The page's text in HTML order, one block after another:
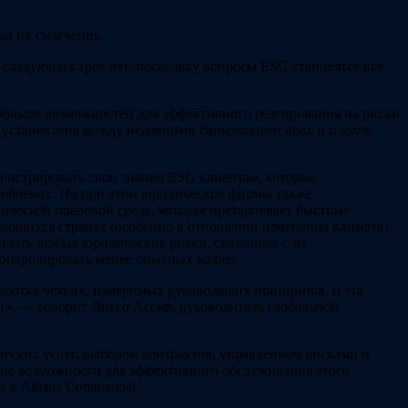
их смягчения.
трех лет, поскольку вопросы ESG становятся все
возможностей для эффективного реагирования на риски
между недавними банковскими крах и плохое
свои знания ESG клиентам, которые
Но при этом юридические фирмы также
правовой среде, которая претерпевает быстрые
странах (особенно в отношении изменения климата),
любые юридические риски, связанные с их
менее опытных коллег.
четких, измеримых руководящих принципов, и эта
— говорит Диего Ассеф, руководитель глобальной
услуг, выбором контрактов, управлением рисками и
возможности для эффективного обслуживания этого
в Allianz Commercial.